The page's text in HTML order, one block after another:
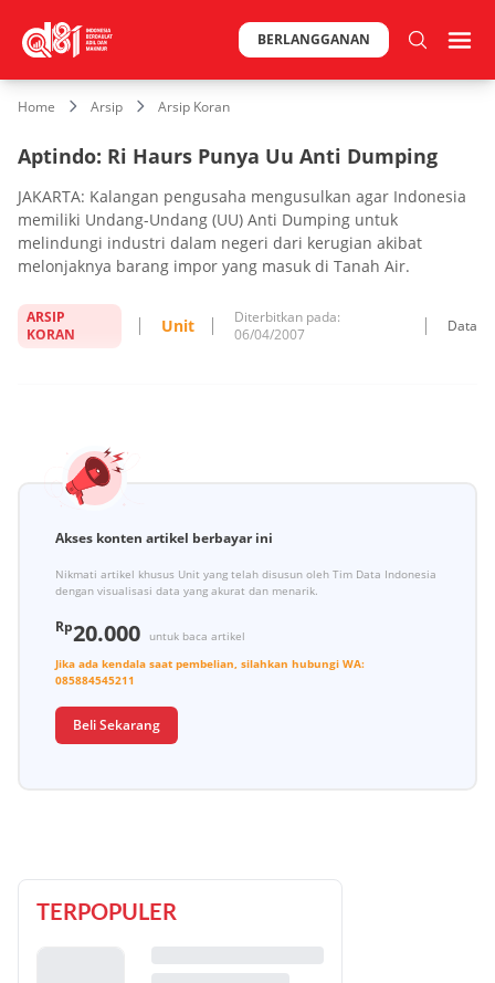
BERLANGGANAN
Home Arsip Arsip Koran
Aptindo: Ri Haurs Punya Uu Anti Dumping
JAKARTA: Kalangan pengusaha mengusulkan agar Indonesia
memiliki Undang-Undang (UU) Anti Dumping untuk
melindungi industri dalam negeri dari kerugian akibat
melonjaknya barang impor yang masuk di Tanah Air.
ARSIP
KORAN
Unit
Diterbitkan pada:
06/04/2007
Data
Akses konten artikel berbayar ini
Nikmati artikel khusus Unit yang telah disusun oleh Tim Data Indonesia
dengan visualisasi data yang akurat dan menarik.
Rp20.000
untuk baca artikel
Jika ada kendala saat pembelian, silahkan hubungi WA:
085884545211
Beli Sekarang
TERPOPULER